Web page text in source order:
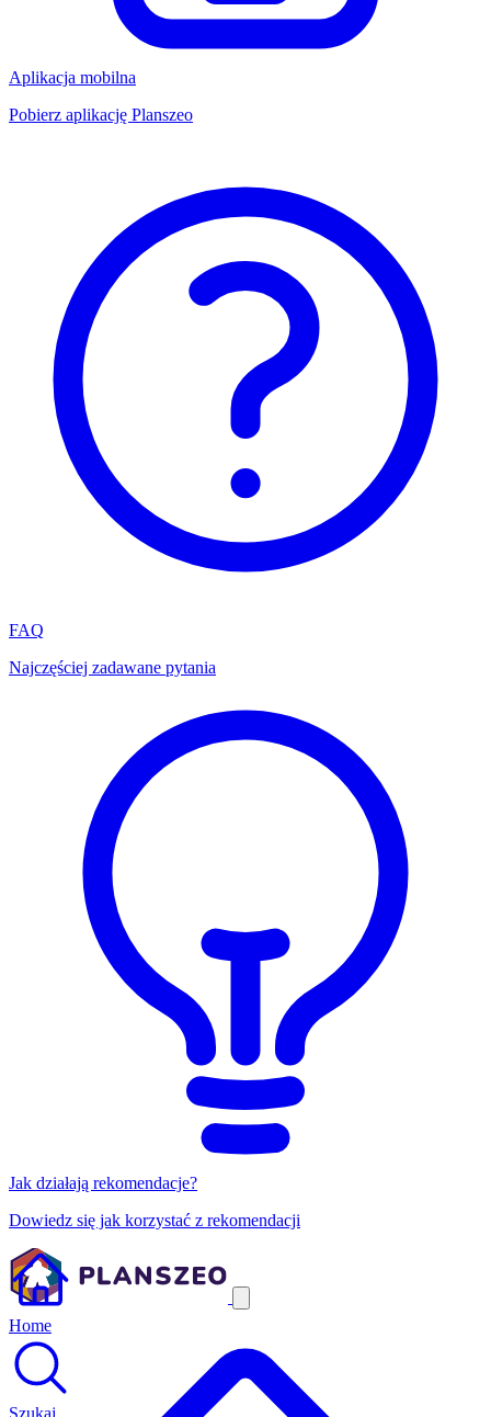
Aplikacja mobilna
Pobierz aplikację Planszeo
FAQ
Najczęściej zadawane pytania
Jak działają rekomendacje?
Dowiedz się jak korzystać z rekomendacji
Home
Szukaj